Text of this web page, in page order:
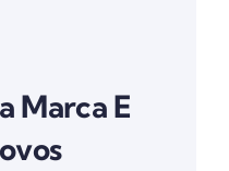
Marca E